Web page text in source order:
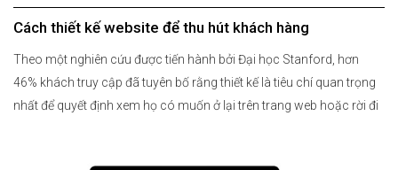
Cách thiết kế website để thu hút khách hàng
Theo một nghiên cứu được tiến hành bởi Đại học Stanford, hơn
46% khách truy cập đã tuyên bố rằng thiết kế là tiêu chí quan trọng
nhất để quyết định xem họ có muốn ở lại trên trang web hoặc rời đi